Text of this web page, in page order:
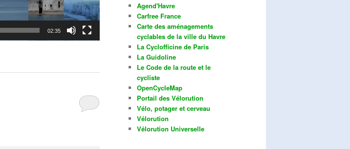
02:35
Agend'Havre
Carfree France
Carte des aménagements
cyclables de la ville du Havre
La Cyclofficine de Paris
La Guidoline
Le Code de la route et le
cycliste
OpenCycleMap
Portail des Vélorution
Vélo, potager et cerveau
Vélorution
Vélorution Universelle